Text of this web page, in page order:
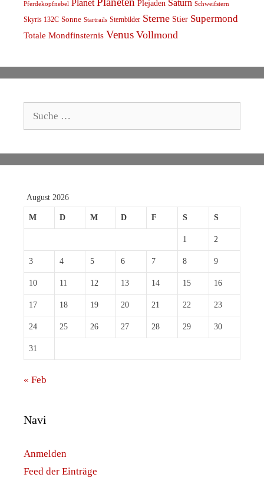
Pferdekopfnebel Planet Plejaden Saturn Schweifstern
Skyris 132C Sonne Startrails Sternbilder Sterne Stier Supermond
Totale Mondfinsternis Venus Vollmond
August 2026
M D M D F S S
1 2
3 4 5 6 7 8 9
10 11 12 13 14 15 16
17 18 19 20 21 22 23
24 25 26 27 28 29 30
31
« Feb
Navi
Anmelden
Feed der Einträge